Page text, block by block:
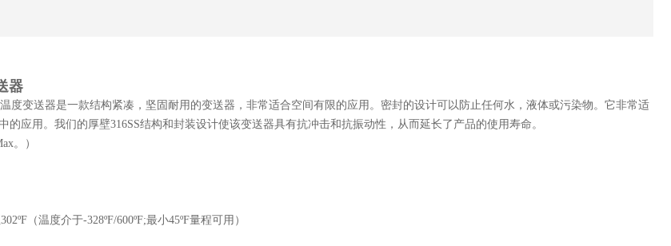
器
度变送器是一款结构紧凑，坚固耐用的变送器，非常适合空间有限的应用。密封的设计可以防止任何水，液体或污染物。它非常适
的应用。我们的厚壁316SS结构和封装设计使该变送器具有抗冲击和抗振动性，从而延长了产品的使用寿命。
。）
302ºF （温度介于-328ºF/600ºF;最小45ºF量程可用）